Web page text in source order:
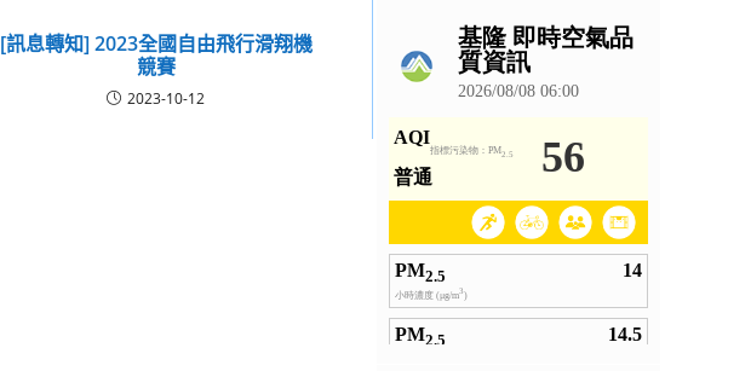
[訊息轉知] 2023全國自由飛行滑翔機
競賽
2023-10-12